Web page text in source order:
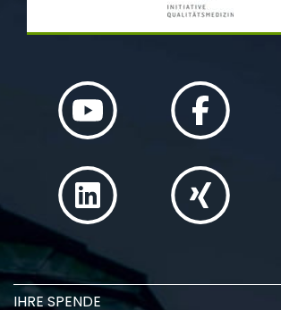
IHRE SPENDE